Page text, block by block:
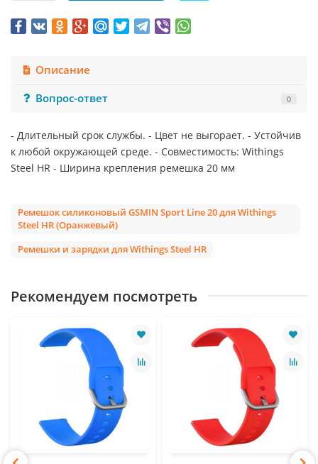
Описание
Вопрос-ответ
0
- Длительный срок службы. - Цвет не выгорает. - Устойчив
к любой окружающей среде. - Совместимость: Withings
Steel HR - Ширина крепления ремешка 20 мм
Ремешок силиконовый GSMIN Sport Line 20 для Withings
Steel HR (Оранжевый)
Ремешки и зарядки для Withings Steel HR
Рекомендуем посмотреть